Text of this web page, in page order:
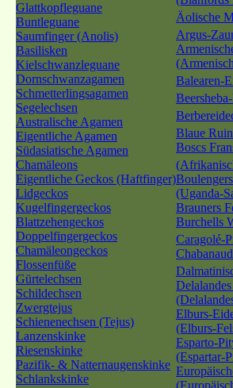
Glattkopfleguane
Buntleguane
Saumfinger (Anolis)
Basilisken
Kielschwanzleguane
Dornschwanzagamen
Schmetterlingsagamen
Segelechsen
Australische Agamen
Eigentliche Agamen
Südasiatische Agamen
Chamäleons
Eigentliche Geckos (Haftfinger)
Lidgeckos
Kugelfingergeckos
Blattzehengeckos
Doppelfingergeckos
Chamäleongeckos
Flossenfüße
Gürtelechsen
Schildechsen
Zwergtejus
Schienenechsen (Tejus)
Lanzenskinke
Riesenskinke
Pazifik- & Natternaugenskinke
Schlankskinke
Äolische
Argus-
Balearen-
Blaue
Boscs
(Uganda-
Brauners
Burchells
Caragolé-
Elburs-
(Elburs-
Esparto-
(Espartar-